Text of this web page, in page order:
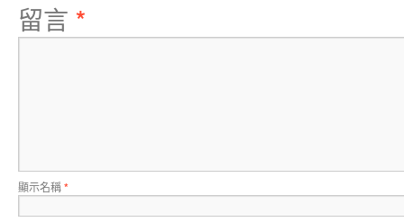
留言 *
顯示名稱*